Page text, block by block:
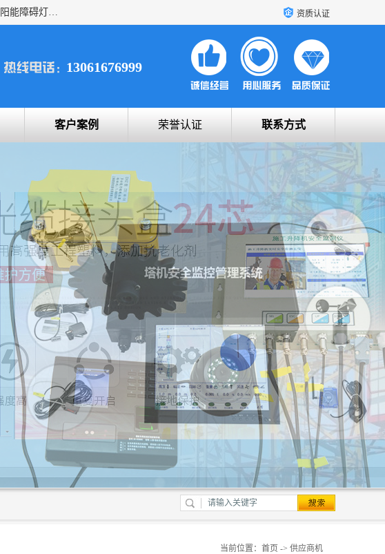
上海宇叶电子科技有限公司是吊钩视频监控、升降机监控、卸料平台监控、塔吊防碰撞、黑匣子防碰撞、风速仪，太阳能障碍灯安全提示灯等一系列升降机的常用配件产品专业研发生产加工的公司，拥有完整、科学的质量管理体系。 资质认证
13061676999
客户案例 荣誉认证 联系方式
当前位置： 首页 -> 供应商机